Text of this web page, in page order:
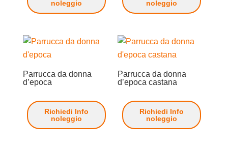
noleggio
noleggio
Parrucca da donna
d’epoca
Richiedi Info
noleggio
Parrucca da donna
d’epoca castana
Richiedi Info
noleggio